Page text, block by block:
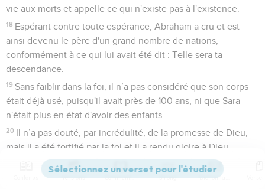
vie aux morts et appelle ce qui n'existe pas à l'existence.
18 Espérant contre toute espérance, Abraham a cru et est
ainsi devenu le père d'un grand nombre de nations,
conformément à ce qui lui avait été dit : Telle sera ta
descendance.
19 Sans faiblir dans la foi, il n’a pas considéré que son corps
était déjà usé, puisqu'il avait près de 100 ans, ni que Sara
n'était plus en état d'avoir des enfants.
20 Il n’a pas douté, par incrédulité, de la promesse de Dieu,
mais il a été fortifié par la foi et il a rendu gloire à Dieu,
car il avait la pleine conviction que ce que Dieu promet, il
peut aussi l'accomplir.
Versions Commentaires Strong